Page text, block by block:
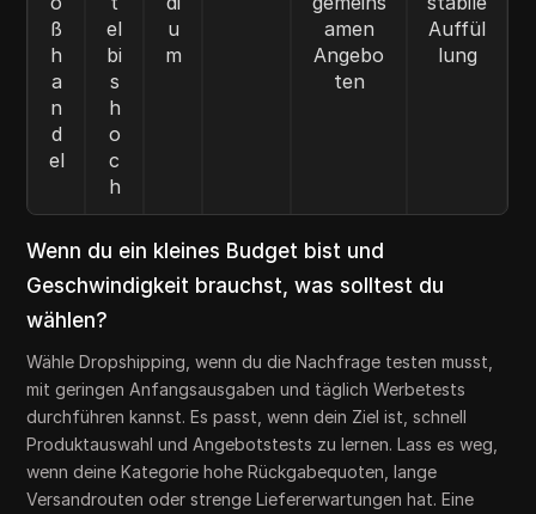
ß
h
a
n
d
el
el
bi
s
h
o
c
h
u
m
amen
Angebo
ten
Auffül
lung
Wenn du ein kleines Budget bist und
Geschwindigkeit brauchst, was solltest du
wählen?
Wähle Dropshipping, wenn du die Nachfrage testen musst,
mit geringen Anfangsausgaben und täglich Werbetests
durchführen kannst. Es passt, wenn dein Ziel ist, schnell
Produktauswahl und Angebotstests zu lernen. Lass es weg,
wenn deine Kategorie hohe Rückgabequoten, lange
Versandrouten oder strenge Liefererwartungen hat. Eine